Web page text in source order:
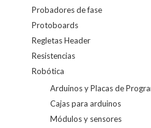
Probadores de fase
Protoboards
Regletas Header
Resistencias
Robótica
Arduinos y Placas de
Cajas para arduinos
Módulos y sensores